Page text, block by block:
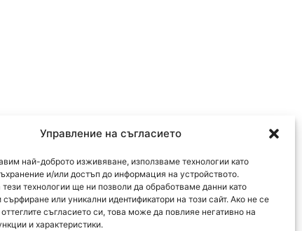
Управление на съгласието
най-доброто изживяване, използваме технологии като
и/или достъп до информация на устройството.
технологии ще ни позволи да обработваме данни като
или уникални идентификатори на този сайт. Ако не се
съгласието си, това може да повлияе негативно на
и характеристики.